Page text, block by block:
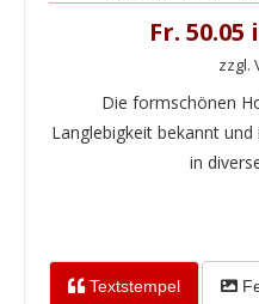
Fr.
zzgl.
Die formschönen
Langlebigkeit bekannt
in
Textstempel